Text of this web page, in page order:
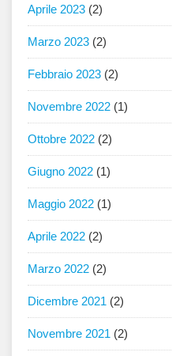
Aprile 2023 (2)
Marzo 2023 (2)
Febbraio 2023 (2)
Novembre 2022 (1)
Ottobre 2022 (2)
Giugno 2022 (1)
Maggio 2022 (1)
Aprile 2022 (2)
Marzo 2022 (2)
Dicembre 2021 (2)
Novembre 2021 (2)